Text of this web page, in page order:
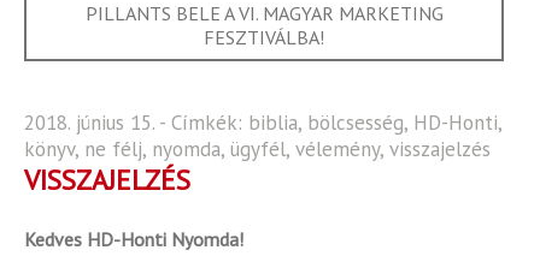
PILLANTS BELE A VI. MAGYAR MARKETING
FESZTIVÁLBA!
2018. június 15. - Címkék: biblia, bölcsesség, HD-Honti,
könyv, ne félj, nyomda, ügyfél, vélemény, visszajelzés
VISSZAJELZÉS
Kedves HD-Honti Nyomda!